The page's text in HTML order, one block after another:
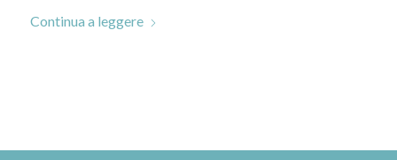
Continua a leggere